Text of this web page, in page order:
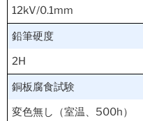
12kV/0.1mm
鉛筆硬度
2H
銅板腐食試験
変色無し（室温、500h）